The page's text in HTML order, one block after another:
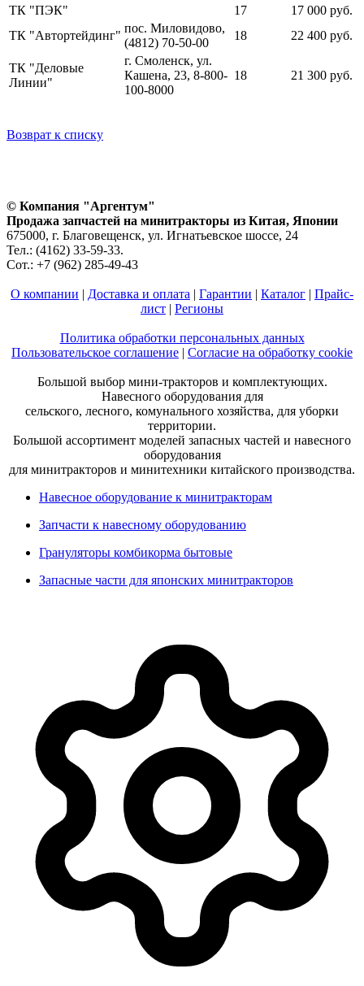
ТК "ПЭК" 17
17 000 руб.
ТК "Автортейдинг"
пос. Миловидово,
(4812) 70-50-00
18 22 400 руб.
ТК "Деловые
Линии"
г. Смоленск, ул.
Кашена, 23, 8-800-
100-8000
18 21 300 руб.
Возврат к списку
© Компания "Аргентум"
Продажа запчастей на минитракторы из Китая, Японии
675000, г. Благовещенск, ул. Игнатьевское шоссе, 24
Тел.: (4162) 33-59-33.
Сот.: +7 (962) 285-49-43
О компании | Доставка и оплата | Гарантии | Каталог | Прайс-
лист | Регионы
Политика обработки персональных данных
Пользовательское соглашение | Согласие на обработку cookie
Большой выбор мини-тракторов и комплектующих.
Навесного оборудования для
сельского, лесного, комунального хозяйства, для уборки
территории.
Большой ассортимент моделей запасных частей и навесного
оборудования
для минитракторов и минитехники китайского производства.
Навесное оборудование к минитракторам
Запчасти к навесному оборудованию
Грануляторы комбикорма бытовые
Запасные части для японских минитракторов